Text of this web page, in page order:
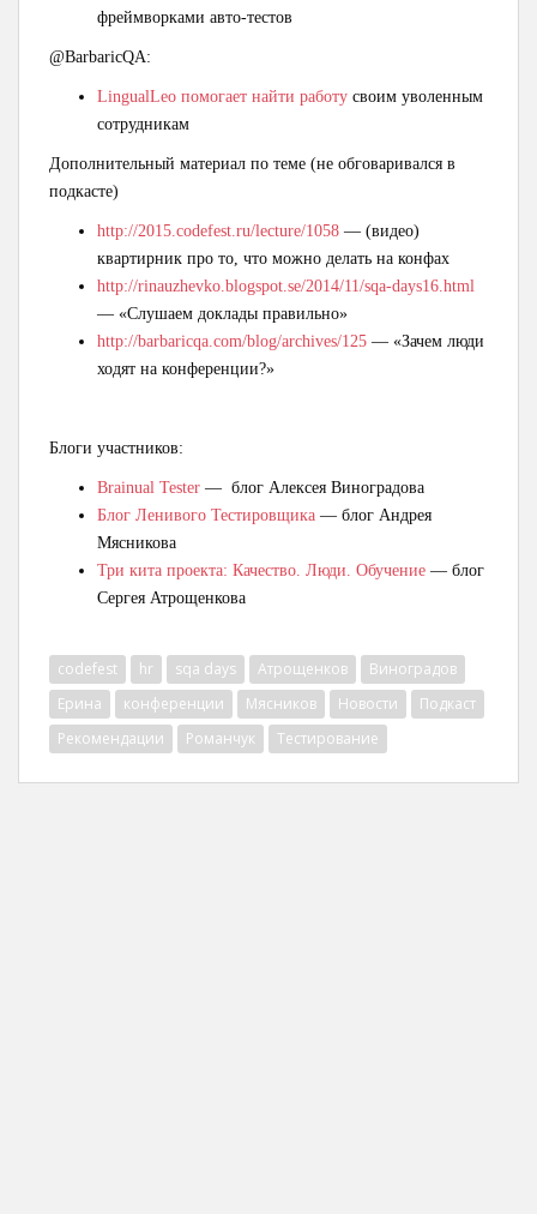
фреймворками авто-тестов
@BarbaricQA:
LingualLeo помогает найти работу своим уволенным
сотрудникам
Дополнительный материал по теме (не обговаривался в
подкасте)
http://2015.codefest.ru/lecture/1058 — (видео)
квартирник про то, что можно делать на конфах
http://rinauzhevko.blogspot.se/2014/11/sqa-days16.html
— «Слушаем доклады правильно»
http://barbaricqa.com/blog/archives/125 — «Зачем люди
ходят на конференции?»
Блоги участников:
Brainual Tester — блог Алексея Виноградова
Блог Ленивого Тестировщика — блог Андрея
Мясникова
Три кита проекта: Качество. Люди. Обучение — блог
Сергея Атрощенкова
codefest hr sqa days Атрощенков
Виноградов
Ерина
конференции Мясников Новости
Подкаст
Рекомендации
Романчук Тестирование